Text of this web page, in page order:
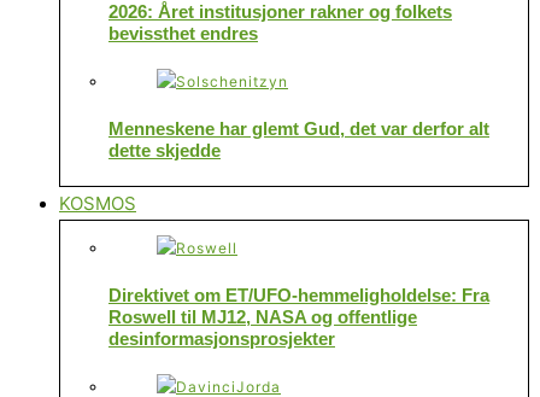
2026: Året institusjoner rakner og folkets
bevissthet endres
Menneskene har glemt Gud, det var derfor alt
dette skjedde
KOSMOS
Direktivet om ET/UFO-hemmeligholdelse: Fra
Roswell til MJ12, NASA og offentlige
desinformasjonsprosjekter